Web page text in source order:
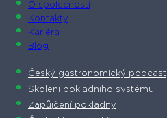
O společnosti​
Kontakty
Kariéra
Blog
Český gastronomický podcast​
Školení pokladního systému
Zapůjčení pokladny